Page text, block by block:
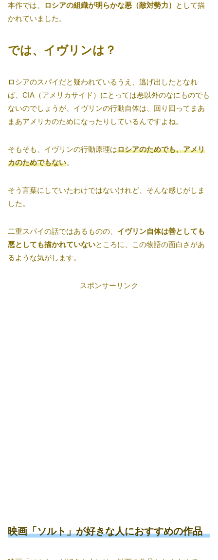
本作では、 ロシアの組織が明らかな悪（敵対勢力）
として描
かれていました。
では、イヴリンは？
ロシアのスパイだと疑われているうえ、逃げ出したとなれ
ば、CIA（アメリカサイド）にとっては悪以外のなにものでも
ないのでしょうが、イヴリンの行動自体は、回り回ってまあ
まあアメリカのためになったりしているんですよね。
そもそも、イヴリンの行動原理はロシアのためでも、アメリ
カのためでもない。
そう言葉にしていたわけではないけれど、そんな感じがしま
した。
二重スパイの話ではあるものの、 イヴリン自体は善としても
悪としても描かれていないところに、この物語の面白さがあ
るような気がします。
スポンサーリンク
映画「ソルト」が好きな人におすすめの作品